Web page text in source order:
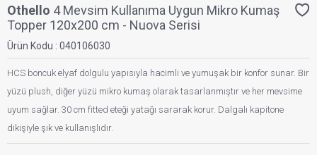
Othello 4 Mevsim Kullanıma Uygun Mikro Kumaş
Topper 120x200 cm - Nuova Serisi
Ürün Kodu : 040106030
HCS boncuk elyaf dolgulu yapısıyla hacimli ve yumuşak bir konfor sunar. Bir
yüzü plush, diğer yüzü mikro kumaş olarak tasarlanmıştır ve her mevsime
uyum sağlar. 30 cm fitted eteği yatağı sararak korur. Dalgalı kapitone
dikişiyle şık ve kullanışlıdır.